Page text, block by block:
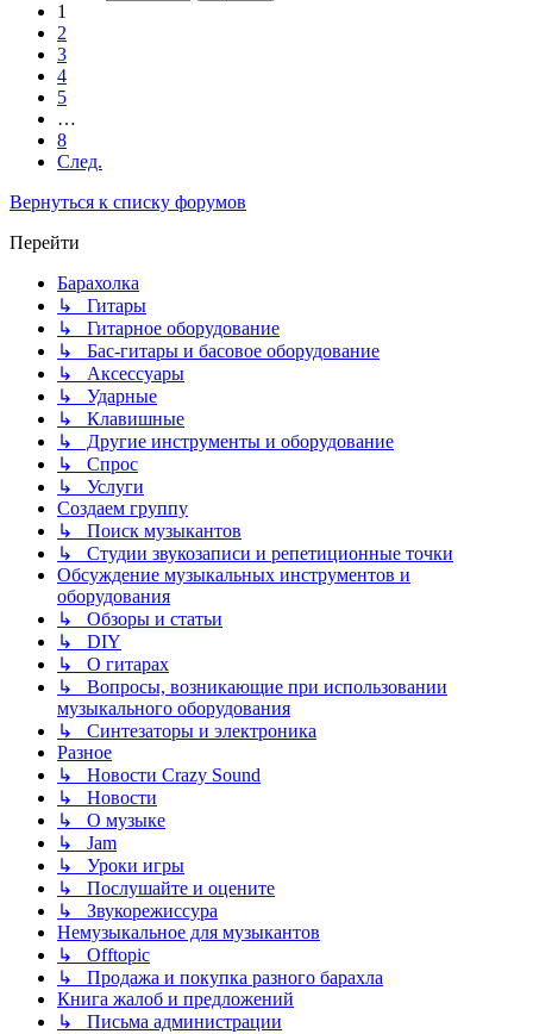
1
2
3
4
5
…
8
След.
Вернуться к списку форумов
Перейти
Барахолка
↳ Гитары
↳ Гитарное оборудование
↳ Бас-гитары и басовое оборудование
↳ Аксессуары
↳ Ударные
↳ Клавишные
↳ Другие инструменты и оборудование
↳ Спрос
↳ Услуги
Создаем группу
↳ Поиск музыкантов
↳ Студии звукозаписи и репетиционные точки
Обсуждение музыкальных инструментов и
оборудования
↳ Обзоры и статьи
↳ DIY
↳ О гитарах
↳ Вопросы, возникающие при использовании
музыкального оборудования
↳ Синтезаторы и электроника
Разное
↳ Новости Crazy Sound
↳ Новости
↳ О музыке
↳ Jam
↳ Уроки игры
↳ Послушайте и оцените
↳ Звукорежиссура
Немузыкальное для музыкантов
↳ Offtopic
↳ Продажа и покупка разного барахла
Книга жалоб и предложений
↳ Письма администрации